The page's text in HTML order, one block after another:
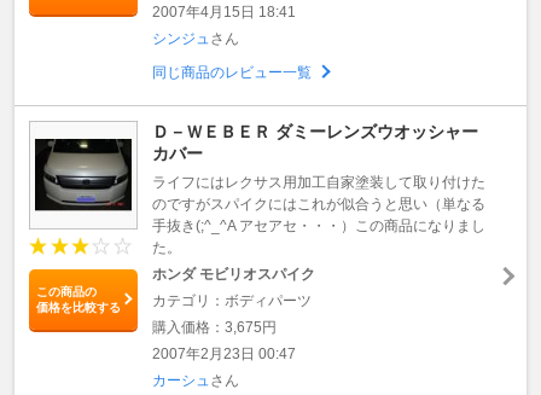
2007年4月15日 18:41
シンジュ さん
同じ商品のレビュー一覧
この商品の
価格を比較する
Ｄ－ＷＥＢＥＲ ダミーレンズウオッシャー
カバー
ライフにはレクサス用加工自家塗装して取り付けた
のですがスパイクにはこれが似合うと思い（単なる
手抜き(;^_^A アセアセ・・・）この商品になりまし
た。
ホンダ モビリオスパイク
カテゴリ：ボディパーツ
購入価格：3,675円
2007年2月23日 00:47
カーシュ さん